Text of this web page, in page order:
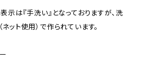
示は『手洗い』となっておりますが、洗
ット使用）で作られています。